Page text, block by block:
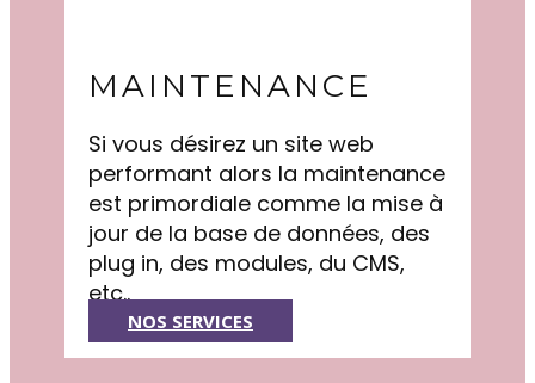
MAINTENANCE
Si vous désirez un site web
performant alors la maintenance
est primordiale comme la mise à
jour de la base de données, des
plug in, des modules, du CMS,
etc..
NOS SERVICES